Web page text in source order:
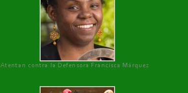
Atentan contra la Defensora Francisca Márquez